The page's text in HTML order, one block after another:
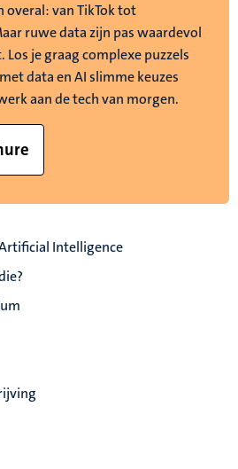
overal: van TikTok tot
ruwe data zijn pas waardevol
Los je graag complexe puzzels
data en AI slimme keuzes
aan de tech van morgen.
Intelligence